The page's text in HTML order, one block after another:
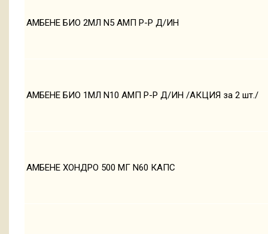
АМБЕНЕ БИО 2МЛ N5 АМП Р-Р Д/ИН
АМБЕНЕ БИО 1МЛ N10 АМП Р-Р Д/ИН /АКЦИЯ за 2 шт./
АМБЕНЕ ХОНДРО 500 МГ N60 КАПС